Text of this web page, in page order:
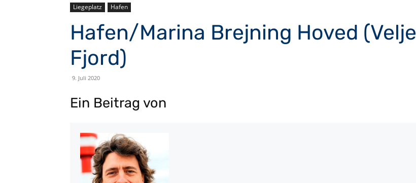
Liegeplatz Hafen
Hafen/Marina Brejning Hoved (Velje
Fjord)
9. Juli 2020
Ein Beitrag von